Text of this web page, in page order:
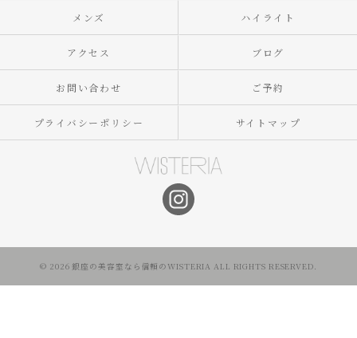
メンズ ハイライト
アクセス ブログ
お問い合わせ ご予約
プライバシーポリシー サイトマップ
© 2026 銀座の美容室なら信頼のWISTERIA ALL RIGHTS RESERVED.